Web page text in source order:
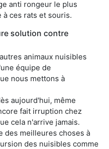
anti rongeur le plus
ces rats et souris.
solution contre
animaux nuisibles
équipe de
nous mettons à
aujourd'hui, même
fait irruption chez
cela n'arrive jamais.
des meilleures choses à
des nuisibles comme